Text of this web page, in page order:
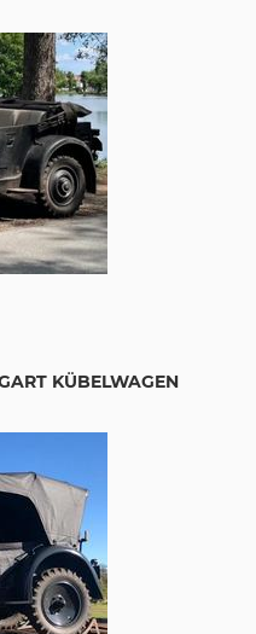
KÜBELWAGEN